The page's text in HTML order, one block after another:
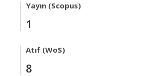
Yayın (Scopus)
1
Atıf (WoS)
8